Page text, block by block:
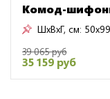
Комод-
ШxВxГ, см:
39 065 руб
35 159 руб